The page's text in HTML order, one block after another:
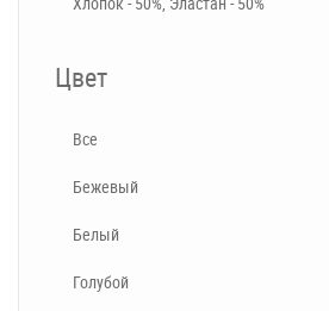
Цвет
Все
Бежевый
Белый
Голубой